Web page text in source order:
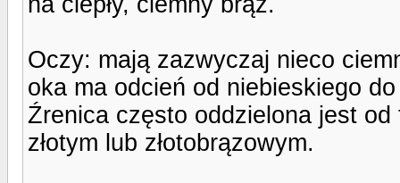
Oczy: mają zazwyczaj nieco
oka ma odcień od niebieskiego
Źrenica często oddzielona jest
złotym lub złotobrązowym.